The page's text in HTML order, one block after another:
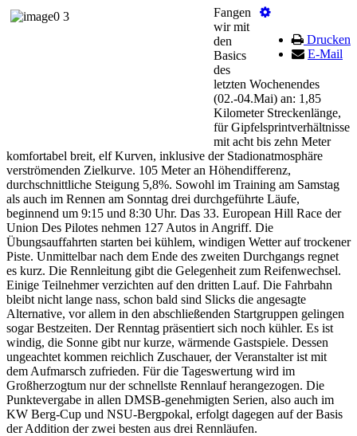
Drucken
E-Mail
Fangen
wir mit
den
Basics
des
letzten Wochenendes
(02.-04.Mai) an: 1,85
Kilometer Streckenlänge,
für Gipfelsprintverhältnisse
mit acht bis zehn Meter
komfortabel breit, elf Kurven, inklusive der Stadionatmosphäre
verströmenden Zielkurve. 105 Meter an Höhendifferenz,
durchschnittliche Steigung 5,8%. Sowohl im Training am Samstag
als auch im Rennen am Sonntag drei durchgeführte Läufe,
beginnend um 9:15 und 8:30 Uhr. Das 33. European Hill Race der
Union Des Pilotes nehmen 127 Autos in Angriff. Die
Übungsauffahrten starten bei kühlem, windigen Wetter auf trockener
Piste. Unmittelbar nach dem Ende des zweiten Durchgangs regnet
es kurz. Die Rennleitung gibt die Gelegenheit zum Reifenwechsel.
Einige Teilnehmer verzichten auf den dritten Lauf. Die Fahrbahn
bleibt nicht lange nass, schon bald sind Slicks die angesagte
Alternative, vor allem in den abschließenden Startgruppen gelingen
sogar Bestzeiten. Der Renntag präsentiert sich noch kühler. Es ist
windig, die Sonne gibt nur kurze, wärmende Gastspiele. Dessen
ungeachtet kommen reichlich Zuschauer, der Veranstalter ist mit
dem Aufmarsch zufrieden. Für die Tageswertung wird im
Großherzogtum nur der schnellste Rennlauf herangezogen. Die
Punktevergabe in allen DMSB-genehmigten Serien, also auch im
KW Berg-Cup und NSU-Bergpokal, erfolgt dagegen auf der Basis
der Addition der zwei besten aus drei Rennläufen.